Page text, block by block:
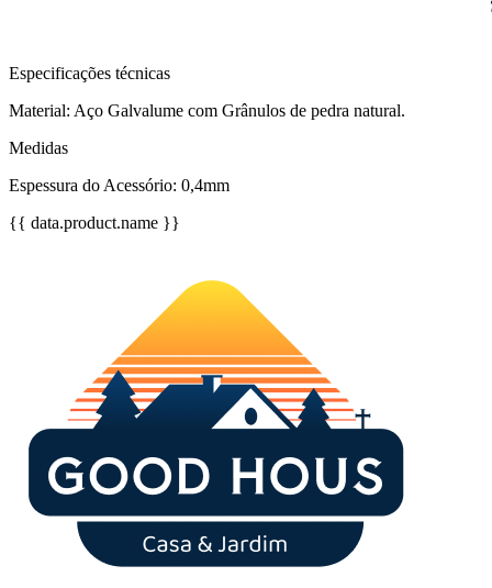
Especificações técnicas
Material: Aço Galvalume com Grânulos de pedra natural.
Medidas
Espessura do Acessório: 0,4mm
{{ data.product.name }}